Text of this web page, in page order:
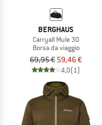
BERGHAUS
Carryall Mule 30
Borsa da viaggio
69,95 € 59,46 €
4,0(1)